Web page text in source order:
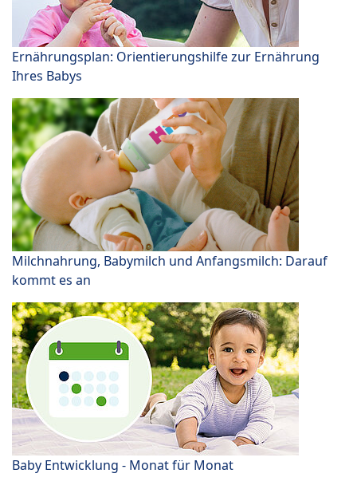
Ernährungsplan: Orientierungshilfe zur Ernährung
Ihres Babys
Milchnahrung, Babymilch und Anfangsmilch: Darauf
kommt es an
Baby Entwicklung - Monat für Monat